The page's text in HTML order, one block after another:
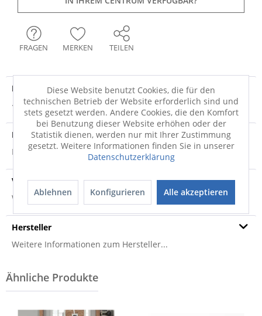
FRAGEN MERKEN TEILEN
Produktdetails
· 100% Polyester Nutzschicht: 100% Polyestermehr
Produktsicherheit
Produktsicherheit
Versandinfo
Weitere Informationen zum Versand...
Hersteller
Weitere Informationen zum Hersteller...
Diese Website benutzt Cookies, die für den
technischen Betrieb der Website erforderlich sind und
stets gesetzt werden. Andere Cookies, die den Komfort
bei Benutzung dieser Website erhöhen oder der
Statistik dienen, werden nur mit Ihrer Zustimmung
gesetzt. Weitere Informationen finden Sie in unserer
Datenschutzerklärung
Ablehnen Konfigurieren Alle akzeptieren